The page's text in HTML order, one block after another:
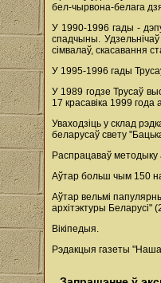
бел-чырвона-белага
У 1990-1996 гады -
спадчыны.
сімвалаў, скасавання
У 1995-1996 гады
У 1989 годзе Трусаў
17 красавіка 1999
Уваходзіць у склад
беларусаў свету
Распрацаваў методыку
Аўтар больш чым 150
Аўтар вельмі
архітэктуры Беларусі"
Вікіпедыя.
Рэдакцыя газеты